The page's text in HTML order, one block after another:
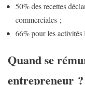
50% des recettes
commerciales ;
66% pour les activités
Quand se
entrepreneur ?